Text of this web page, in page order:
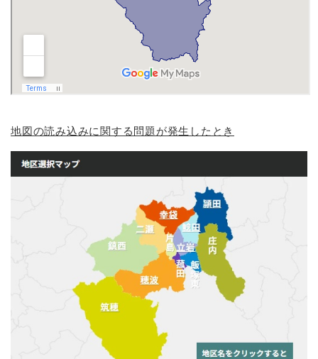
地図の読み込みに関する問題が発生したとき